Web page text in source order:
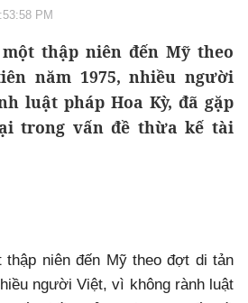
PM
thập niên đến Mỹ theo
năm 1975, nhiều người
luật pháp Hoa Kỳ, đã gặp
trong vấn đề thừa kế tài
thập niên đến Mỹ theo đợt di tản
người Việt, vì không rành luật